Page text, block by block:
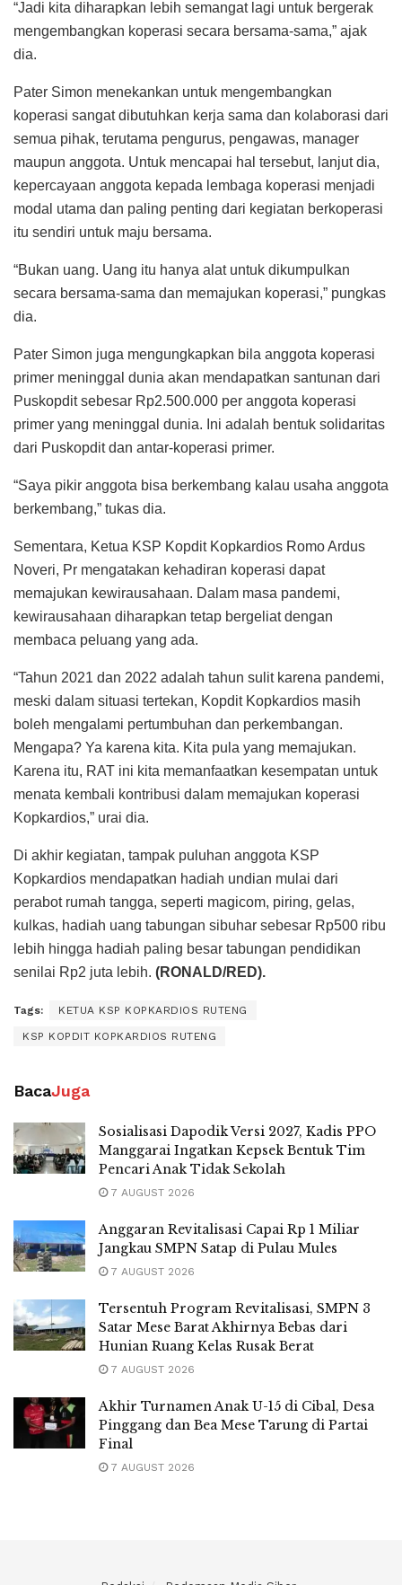
modal utama dan paling penting dari kegiatan berkoperasi
itu sendiri untuk maju bersama.
secara bersama-sama dan memajukan koperasi,” pungkas
dia.
Pater Simon juga mengungkapkan bila anggota koperasi
primer meninggal dunia akan mendapatkan santunan dari
Puskopdit sebesar Rp2.500.000 per anggota koperasi
primer yang meninggal dunia. Ini adalah bentuk solidaritas
“Saya pikir anggota bisa berkembang kalau usaha anggota
berkembang,” tukas dia.
Sementara, Ketua KSP Kopdit Kopkardios Romo Ardus
Noveri, Pr mengatakan kehadiran koperasi dapat
memajukan kewirausahaan. Dalam masa pandemi,
kewirausahaan diharapkan tetap bergeliat dengan
membaca peluang yang ada.
“Tahun 2021 dan 2022 adalah tahun sulit karena pandemi,
meski dalam situasi tertekan, Kopdit Kopkardios masih
Mengapa? Ya karena kita. Kita pula yang memajukan.
Karena itu, RAT ini kita memanfaatkan kesempatan untuk
menata kembali kontribusi dalam memajukan koperasi
Kopkardios,” urai dia.
Kopkardios mendapatkan hadiah undian mulai dari
perabot rumah tangga, seperti magicom, piring, gelas,
kulkas, hadiah uang tabungan sibuhar sebesar Rp500 ribu
lebih hingga hadiah paling besar tabungan pendidikan
senilai Rp2 juta lebih.(RONALD/RED).
Tags: KETUA KSP KOPKARDIOS RUTENG
Baca Juga
Sosialisasi Dapodik Versi 2027, Kadis PPO
Manggarai Ingatkan Kepsek Bentuk Tim
Pencari Anak Tidak Sekolah
Anggaran Revitalisasi Capai Rp 1 Miliar
Satar Mese Barat Akhirnya Bebas dari
Hunian Ruang Kelas Rusak Berat
7 AUGUST 2026
Pinggang dan Bea Mese Tarung di Partai
Final
7 AUGUST 2026
Kontak kami 0812-8640-2616